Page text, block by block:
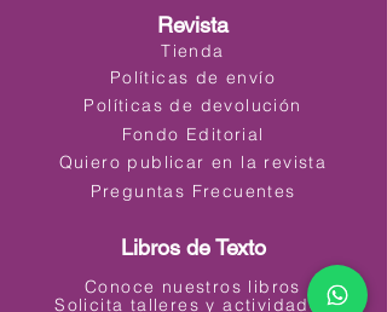
Revista
Tienda
Políticas de envío
Políticas de devolución
Fondo Editorial
Quiero publicar en la revista
Preguntas Frecuentes
Libros de Texto
Conoce nuestros libros
Solicita talleres y actividades